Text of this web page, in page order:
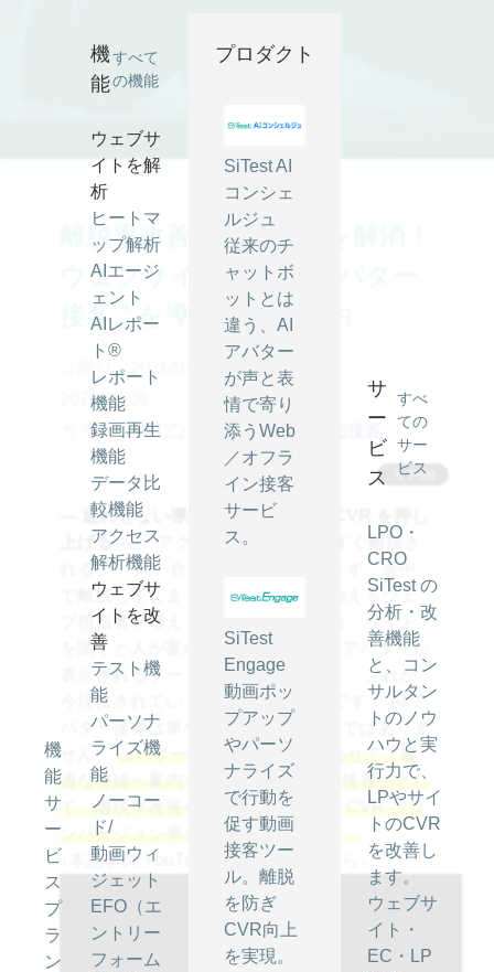
機
能
サ
ー
ビ
ス
プ
ラ
ン
機
能
すべて
の機能
ウェブサ
イトを解
析
ヒートマ
ップ解析
AIエージ
ェント
AIレポー
ト®
レポート
機能
録画再生
機能
データ比
較機能
アクセス
解析機能
ウェブサ
イトを改
善
テスト機
能
パーソナ
ライズ機
能
ノーコー
ド/
動画ウィ
ジェット
EFO（エ
ントリー
フォーム
プロダクト
SiTest AI
コンシェ
ルジュ
従来のチ
ャットボ
ットとは
違う、AI
アバター
が声と表
情で寄り
添うWeb
／オフラ
イン接客
サービ
ス。
SiTest
Engage
動画ポッ
プアップ
やパーソ
ナライズ
で行動を
促す動画
接客ツー
ル。離脱
を防ぎ
CVR向上
を実現。
サ
ー
ビ
ス
すべ
ての
サー
ビス
LPO・
CRO
SiTest の
分析・改
善機能
と、コン
サルタン
トのノウ
ハウと実
行力で、
LPやサイ
トのCVR
を改善し
ます。
ウェブサ
イト・
EC・LP
離脱率改善と人手不足を解消！
ウェブサイトに “ AI アバター
接客 ” を導入すべき理由
公開日：2026/01/08 最終更新日：
2026/05/08
カテゴリ -AIアバター,Web接客
― 迷わせない導線が、滞在時間と CVR を押し
上げる ―「アクセスはあるのに、すぐ離脱さ
れる」 「問い合わせや購入まで進まず、途中
で離脱してしまう」 そんな悩みを抱えるウェ
ブ担当者が増えています。 最近では、サイト
を開くと人が案内してくれるようなアバターが
表示されるケースも増えてきました。 これが
今注目されている AI アバター接客です。 AI ア
バター接客は単なるチャットツールではありま
せん。ユーザーの悩みや目的に合わせて、最
適な導線へ案内する「新しいウェブ接客」とし
て、離脱率改善や滞在時間の向上、 CVR （コ
ンバージョン率）改善に貢献します。
↓本記事の YouTube 動画はこちらから↓